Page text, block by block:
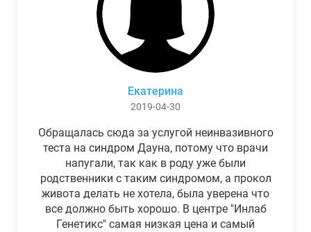
Екатерина
2019-04-30
Обращалась сюда за услугой неинвазивного
теста на синдром Дауна, потому что врачи
напугали, так как в роду уже были
родственники с таким синдромом, а прокол
живота делать не хотела, была уверена что
все должно быть хорошо. В центре "Инлаб
Генетикс" самая низкая цена и самый